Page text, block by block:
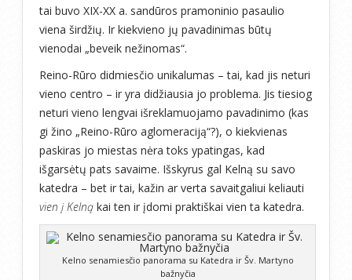
tai buvo XIX-XX a. sandūros pramoninio pasaulio
viena širdžių. Ir kiekvieno jų pavadinimas būtų
vienodai „beveik nežinomas“.
Reino-Rūro didmiesčio unikalumas – tai, kad jis neturi
vieno centro – ir yra didžiausia jo problema. Jis tiesiog
neturi vieno lengvai išreklamuojamo pavadinimo (kas
gi žino „Reino-Rūro aglomeraciją“?), o kiekvienas
paskiras jo miestas nėra toks ypatingas, kad
išgarsėtų pats savaime. Išskyrus gal Kelną su savo
katedra – bet ir tai, kažin ar verta savaitgaliui keliauti
vien į Kelną kai ten ir įdomi praktiškai vien ta katedra.
Kelno senamiesčio panorama su Katedra ir Šv. Martyno
bažnyčia